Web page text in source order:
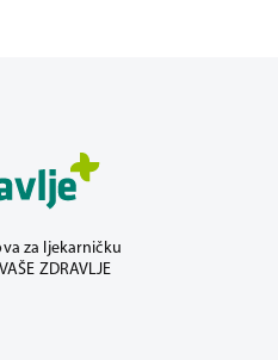
za ljekarničku
ZDRAVLJE